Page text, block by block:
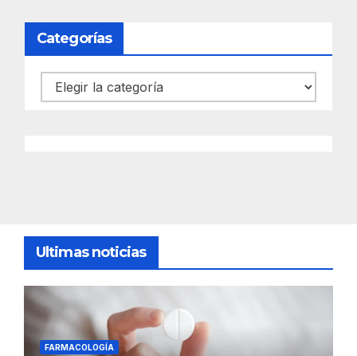
Categorías
Categorías
Ultimas noticias
FARMACOLOGÍA